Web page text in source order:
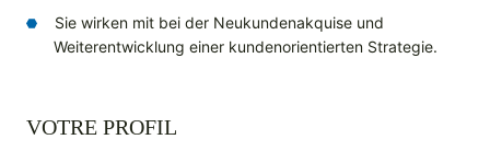
Sie wirken mit bei der Neukundenakquise und
Weiterentwicklung einer kundenorientierten Strategie.
VOTRE PROFIL